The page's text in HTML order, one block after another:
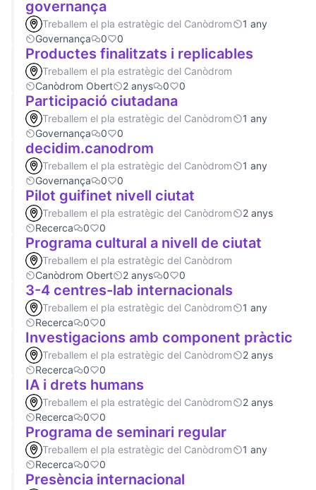
governança
Treballem el pla estratègic del Canòdrom
1 any
Governança
0 0
Productes finalitzats i replicables
Treballem el pla estratègic del Canòdrom
Canòdrom Obert
2 anys 0 0
Participació ciutadana
Treballem el pla estratègic del Canòdrom
1 any
Governança
0 0
decidim.canodrom
Treballem el pla estratègic del Canòdrom
1 any
Governança
0 0
Pilot guifinet nivell ciutat
Treballem el pla estratègic del Canòdrom
2 anys
Recerca
0 0
Programa cultural a nivell de ciutat
Treballem el pla estratègic del Canòdrom
Canòdrom Obert
2 anys 0 0
3-4 centres-lab internacionals
Treballem el pla estratègic del Canòdrom
1 any
Recerca
0 0
Investigacions amb component pràctic
Treballem el pla estratègic del Canòdrom
2 anys
Recerca
0 0
IA i drets humans
Treballem el pla estratègic del Canòdrom
2 anys
Recerca
0 0
Programa de seminari regular
Treballem el pla estratègic del Canòdrom
1 any
Recerca
0 0
Presència internacional